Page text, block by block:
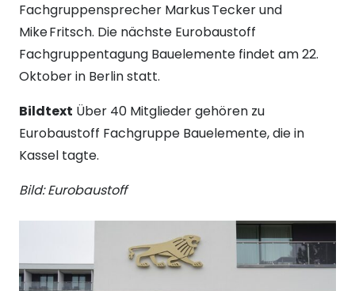
Fachgruppensprecher Markus Tecker und
Mike Fritsch. Die nächste Eurobaustoff
Fachgruppentagung Bauelemente findet am 22.
Oktober in Berlin statt.
Bildtext Über 40 Mitglieder gehören zu
Eurobaustoff Fachgruppe Bauelemente, die in
Kassel tagte.
Bild: Eurobaustoff